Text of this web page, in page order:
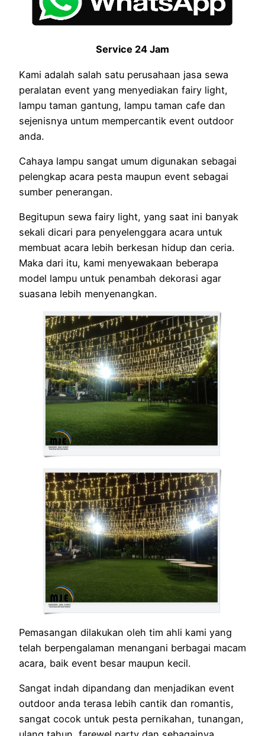
Service 24 Jam
Kami adalah salah satu perusahaan jasa sewa
peralatan event yang menyediakan fairy light,
lampu taman gantung, lampu taman cafe dan
sejenisnya untum mempercantik event outdoor
anda.
Cahaya lampu sangat umum digunakan sebagai
pelengkap acara pesta maupun event sebagai
sumber penerangan.
Begitupun sewa fairy light, yang saat ini banyak
sekali dicari para penyelenggara acara untuk
membuat acara lebih berkesan hidup dan ceria.
Maka dari itu, kami menyewakaan beberapa
model lampu untuk penambah dekorasi agar
suasana lebih menyenangkan.
Pemasangan dilakukan oleh tim ahli kami yang
telah berpengalaman menangani berbagai macam
acara, baik event besar maupun kecil.
Sangat indah dipandang dan menjadikan event
outdoor anda terasa lebih cantik dan romantis,
sangat cocok untuk pesta pernikahan, tunangan,